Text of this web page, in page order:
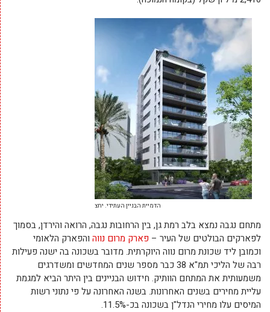
הדמיית הבניין העתידי. יחצ
מתחם נגבה נמצא בלב רמת גן, בין הרחובות נגבה, הרואה והירדן, בסמוך
לפארקים הבולטים של העיר – פארק מרום נווה והפארק הלאומי
וכמובן ליד שכונת מרום נווה היוקרתית. מדובר בשכונה בה ישנה פעילות
רבה של הליכי תמ"א 38 כבר מספר שנים המחדשים ומשדרגים
משמעותית את המתחם הוותיק. חידוש הבניינים בין היתר הביא למגמת
עליית מחירים בשנים האחרונות. בשנה האחרונה על פי נתוני רשות
המיסים עלו מחירי הנדל"ן בשכונה בכ-11.5%.